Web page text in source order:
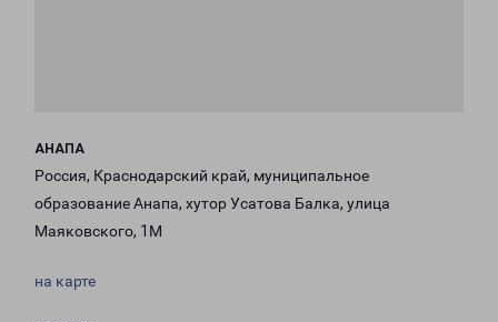
АНАПА
Россия, Краснодарский край, муниципальное
образование Анапа, хутор Усатова Балка, улица
Маяковского, 1М
на карте